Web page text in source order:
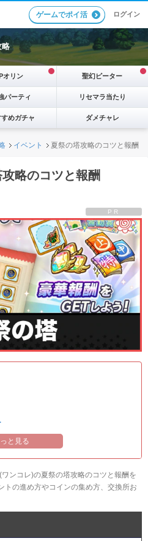
ゲームでポイ活 ログイン
略
オリン 聖幻ピーター
パーティ リセマラ当たり
すめガチャ ダメチャレ
イベント 夏祭の塔攻略のコツと報酬
攻略のコツと報酬
PR
と見る
ンコレ)の夏祭の塔攻略のコツと報酬を
トの進め方やコインの集め方、交換所お